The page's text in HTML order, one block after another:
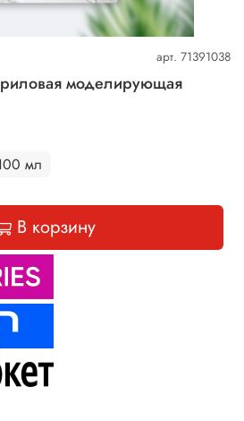
арт. 71391038
моделирующая
мл
В корзину